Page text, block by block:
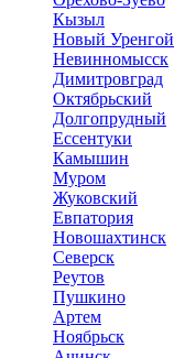
Кызыл
Новый Уренгой
Невинномысск
Димитровград
Октябрьский
Долгопрудный
Ессентуки
Камышин
Муром
Жуковский
Евпатория
Новошахтинск
Северск
Реутов
Пушкино
Артем
Ноябрьск